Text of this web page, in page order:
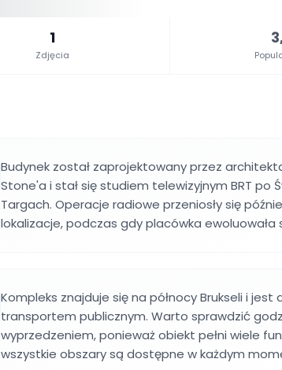
1
Zdjęcia
Budynek został zaprojektowany przez
Stone'a i stał się studiem telewizyjnym BRT po
Targach. Operacje radiowe przeniosły się
lokalizacje, podczas gdy placówka ewoluowała
Kompleks znajduje się na północy Brukseli i jest
transportem publicznym. Warto sprawdzić
wyprzedzeniem, ponieważ obiekt pełni wiele
wszystkie obszary są dostępne w każdym